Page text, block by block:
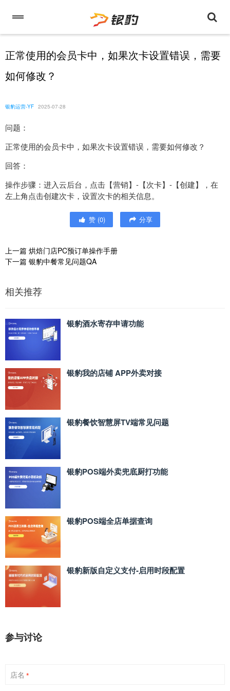
正常使用的会员卡中，如果次卡设置错误，需要
如何修改？
银豹运营-YF 2025-07-28
问题：
正常使用的会员卡中，如果次卡设置错误，需要如何修改？
回答：
操作步骤：进入云后台，点击【营销】-【次卡】-【创建】，在
左上角点击创建次卡，设置次卡的相关信息。
赞 (0) 分享
上一篇 烘焙门店PC预订单操作手册
下一篇 银豹中餐常见问题QA
相关推荐
银豹酒水寄存申请功能
银豹我的店铺 APP外卖对接
银豹餐饮智慧屏TV端常见问题
银豹POS端外卖兜底厨打功能
银豹POS端全店单据查询
银豹新版自定义支付‑启用时段配置
参与讨论
店名 *